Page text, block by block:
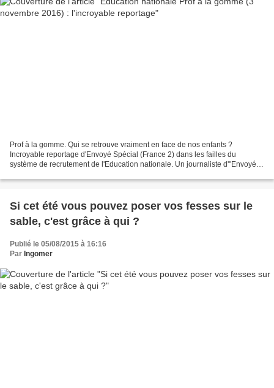
Prof à la gomme. Qui se retrouve vraiment en face de nos enfants ?
Incroyable reportage d'Envoyé Spécial (France 2) dans les failles du
système de recrutement de l'Education nationale. Un journaliste d'"Envoyé
Si cet été vous pouvez poser vos fesses sur le
sable, c'est grâce à qui ?
Publié le 05/08/2015 à 16:16
Par Ingomer